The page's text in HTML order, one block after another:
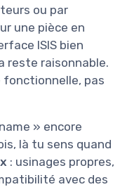
ou par
une pièce en
ISIS bien
reste raisonnable.
fonctionnelle, pas
» encore
là tu sens quand
: usinages propres,
avec des